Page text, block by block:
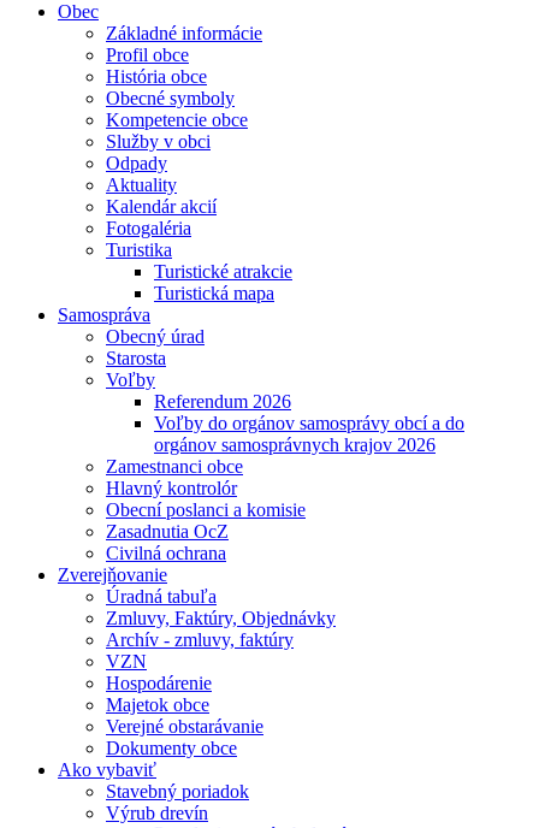
Obec
Základné informácie
Profil obce
História obce
Obecné symboly
Kompetencie obce
Služby v obci
Odpady
Aktuality
Kalendár akcií
Fotogaléria
Turistika
Turistické atrakcie
Turistická mapa
Samospráva
Obecný úrad
Starosta
Voľby
Referendum 2026
Voľby do orgánov samosprávy obcí a do
orgánov samosprávnych krajov 2026
Zamestnanci obce
Hlavný kontrolór
Obecní poslanci a komisie
Zasadnutia OcZ
Civilná ochrana
Zverejňovanie
Úradná tabuľa
Zmluvy, Faktúry, Objednávky
Archív - zmluvy, faktúry
VZN
Hospodárenie
Majetok obce
Verejné obstarávanie
Dokumenty obce
Ako vybaviť
Stavebný poriadok
Výrub drevín